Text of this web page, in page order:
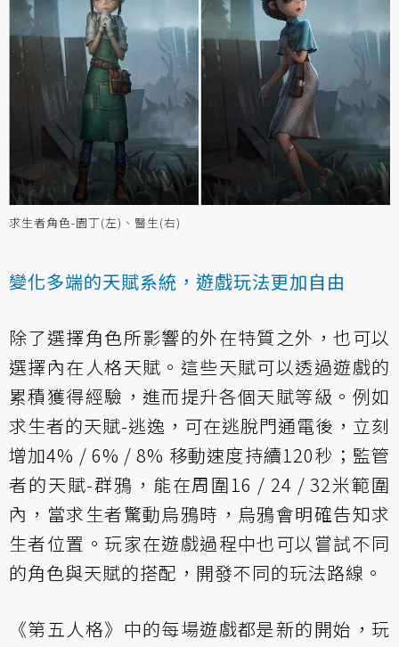
求生者角色-園丁(左)、醫生(右)
變化多端的天賦系統，遊戲玩法更加自由
除了選擇角色所影響的外在特質之外，也可以
選擇內在人格天賦。這些天賦可以透過遊戲的
累積獲得經驗，進而提升各個天賦等級。例如
求生者的天賦-逃逸，可在逃脫門通電後，立刻
增加4% / 6% / 8% 移動速度持續120秒；監管
者的天賦-群鴉，能在周圍16 / 24 / 32米範圍
內，當求生者驚動烏鴉時，烏鴉會明確告知求
生者位置。玩家在遊戲過程中也可以嘗試不同
的角色與天賦的搭配，開發不同的玩法路線。
《第五人格》中的每場遊戲都是新的開始，玩